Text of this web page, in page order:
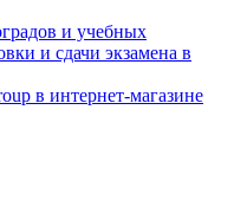
и учебных
и сдачи экзамена в
в интернет-магазине